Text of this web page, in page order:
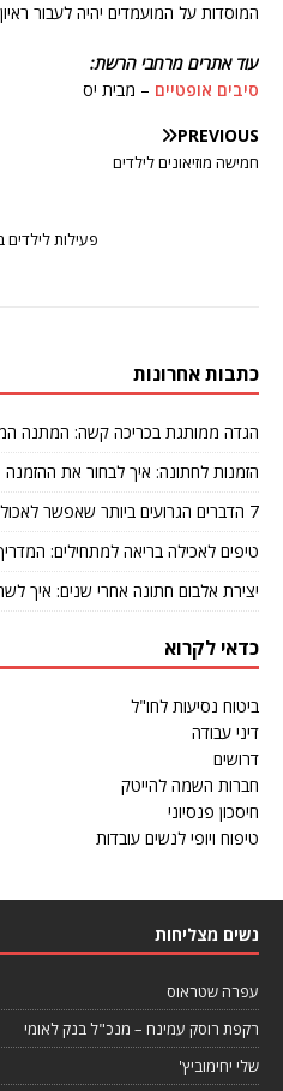
המוסדות על המועמדים יהיה לעבור
עוד אתרים מרחבי הרשת:
סיבים אופטיים – מבית יס
PREVIOUS
חמישה מוזיאונים לילדים
פעילות לילדים
כתבות אחרונות
הגדה ממותגת בכריכה קשה: המתנה
הזמנות לחתונה: איך לבחור את
7 הדברים הגרועים ביותר שאפשר לאכול אחרי אימון
טיפים לאכילה בריאה למתחילים:
יצירת אלבום חתונה אחרי שנים: איך
כדאי לקרוא
ביטוח נסיעות לחו"ל
דיני עבודה
דרושים
חברות השמה להייטק
חיסכון פנסיוני
טיפוח ויופי לנשים עובדות
נשים מצליחות
עפרה שטראוס
רקפת רוסק עמינח – מנכ"ל בנק לאומי
שלי יחימוביץ'